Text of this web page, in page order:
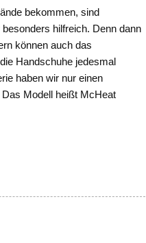
bekommen, sind
hilfreich. Denn dann
können auch das
Handschuhe jedesmal
haben wir nur einen
Modell heißt McHeat